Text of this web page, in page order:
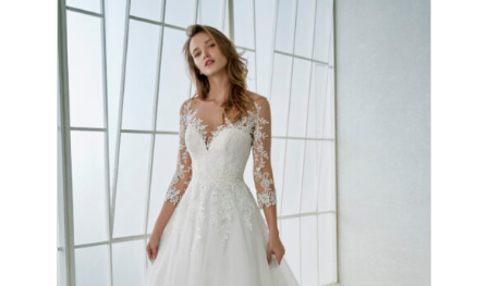
Productos relacionados